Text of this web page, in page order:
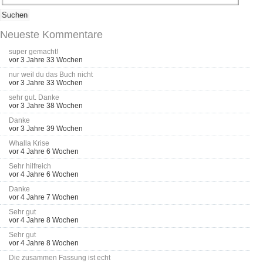
Neueste Kommentare
super gemacht!
vor 3 Jahre 33 Wochen
nur weil du das Buch nicht
vor 3 Jahre 33 Wochen
sehr gut. Danke
vor 3 Jahre 38 Wochen
Danke
vor 3 Jahre 39 Wochen
Whalla Krise
vor 4 Jahre 6 Wochen
Sehr hilfreich
vor 4 Jahre 6 Wochen
Danke
vor 4 Jahre 7 Wochen
Sehr gut
vor 4 Jahre 8 Wochen
Sehr gut
vor 4 Jahre 8 Wochen
Die zusammen Fassung ist echt